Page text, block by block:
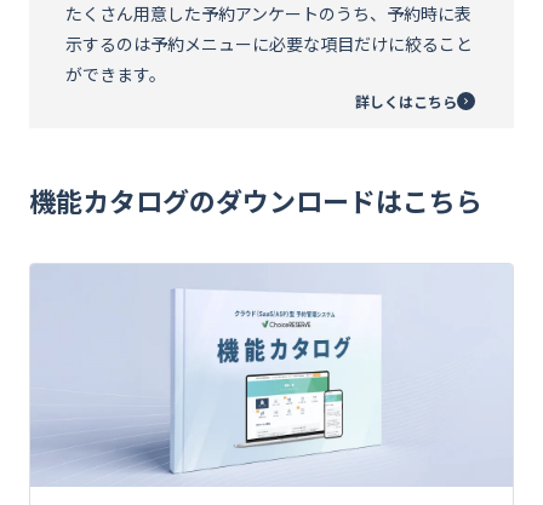
たくさん用意した予約アンケートのうち、予約時に表
示するのは予約メニューに必要な項目だけに絞ること
ができます。
詳しくはこちら
機能カタログのダウンロードはこちら